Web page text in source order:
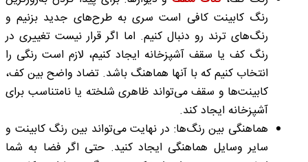
رنگ کابینت کافی است سری به طرح‌های جدید بزنیم و
رنگ‌های ترند رو دنبال کنیم. اما اگر قرار نیست تغییری در
رنگ کف یا سقف آشپزخانه ایجاد کنیم، لازم است رنگی را
انتخاب کنیم که با آنها هماهنگ باشد. تضاد واضح بین کف،
کابینت‌ها و سقف می‌تواند ظاهری شلخته یا نامتناسب برای
آشپزخانه ایجاد کند.
هماهنگی بین رنگ‌ها: در نهایت می‌تواند بین رنگ کابینت و
سایر وسایل هماهنگی ایجاد کنید. حتی اگر فضا به شما